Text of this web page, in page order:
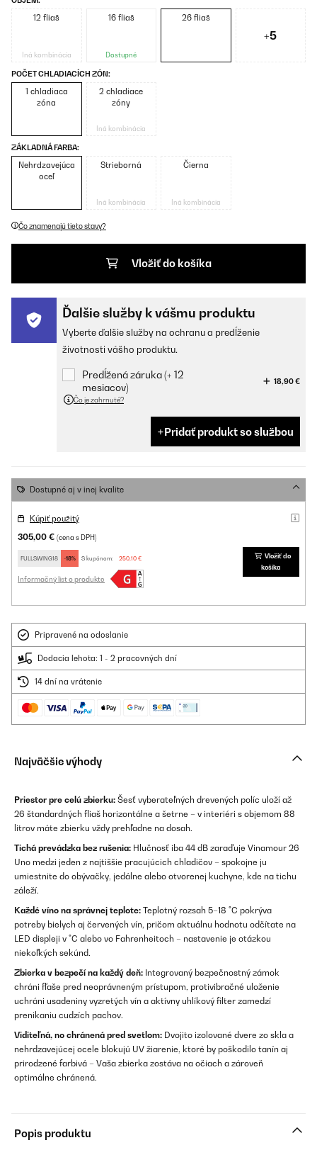
12 fliaš
Iná kombinácia
16 fliaš
Dostupné
26 fliaš
+5
POČET CHLADIACÍCH ZÓN:
1 chladiaca
zóna
2 chladiace
zóny
Iná kombinácia
ZÁKLADNÁ FARBA:
Nehrdzavejúca
oceľ
Strieborná
Iná kombinácia
Čierna
Iná kombinácia
Čo znamenajú tieto stavy?
Vložiť do košíka
Ďalšie služby k vášmu produktu
Vyberte ďalšie služby na ochranu a predĺženie
životnosti vášho produktu.
Predĺžená záruka (+ 12
mesiacov)
18,90 €
Čo je zahrnuté?
Pridať produkt so službou
Dostupné aj v inej kvalite
Kúpiť použitý
305,00 € (cena s DPH)
FULLSWING18 -18% S kupónom: 250,10 €
Informačný list o produkte
Vložiť do
košíka
Pripravené na odoslanie
Dodacia lehota: 1 - 2 pracovných dní
14 dní na vrátenie
Najväčšie výhody
Priestor pre celú zbierku: Šesť vyberateľných drevených políc uloží až
26 štandardných fliaš horizontálne a šetrne – v interiéri s objemom 88
litrov máte zbierku vždy prehľadne na dosah.
Tichá prevádzka bez rušenia: Hlučnosť iba 44 dB zaraďuje Vinamour 26
Uno medzi jeden z najtiššie pracujúcich chladičov – spokojne ju
umiestnite do obývačky, jedálne alebo otvorenej kuchyne, kde na tichu
záleží.
Každé víno na správnej teplote: Teplotný rozsah 5–18 °C pokrýva
potreby bielych aj červených vín, pričom aktuálnu hodnotu odčítate na
LED displeji v °C alebo vo Fahrenheitoch – nastavenie je otázkou
niekoľkých sekúnd.
Zbierka v bezpečí na každý deň: Integrovaný bezpečnostný zámok
chráni fľaše pred neoprávneným prístupom, protivibračné uloženie
uchráni usadeniny vyzretých vín a aktívny uhlíkový filter zamedzí
prenikaniu cudzích pachov.
Viditeľná, no chránená pred svetlom: Dvojito izolované dvere zo skla a
nehrdzavejúcej ocele blokujú UV žiarenie, ktoré by poškodilo tanín aj
prirodzené farbivá – Vaša zbierka zostáva na očiach a zároveň
optimálne chránená.
Popis produktu